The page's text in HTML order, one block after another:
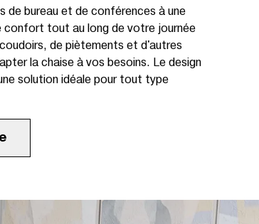
de bureau et de conférences à une
confort tout au long de votre journée
de piètements et d'autres
la chaise à vos besoins. Le design
solution idéale pour tout type